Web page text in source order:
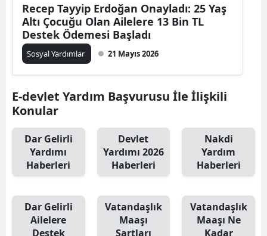
Recep Tayyip Erdoğan Onayladı: 25 Yaş
Altı Çocuğu Olan Ailelere 13 Bin TL
Destek Ödemesi Başladı
Sosyal Yardımlar 21 Mayıs 2026
E-devlet Yardım Başvurusu İle İlişkili
Konular
Dar Gelirli
Yardımı
Haberleri
Devlet
Yardımı 2026
Haberleri
Nakdi
Yardım
Haberleri
Dar Gelirli
Ailelere
Destek
Vatandaşlık
Maaşı
Şartları
Vatandaşlık
Maaşı Ne
Kadar